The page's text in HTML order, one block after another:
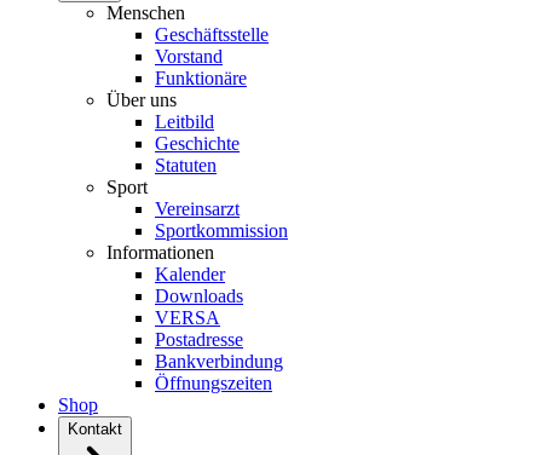
Menschen
Geschäftsstelle
Vorstand
Funktionäre
Über uns
Leitbild
Geschichte
Statuten
Sport
Vereinsarzt
Sportkommission
Informationen
Kalender
Downloads
VERSA
Postadresse
Bankverbindung
Öffnungszeiten
Shop
Kontakt